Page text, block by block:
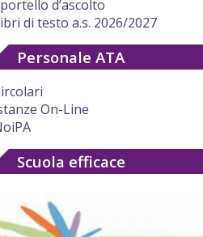
d’ascolto
di testo a.s. 2026/2027
Personale ATA
On-Line
Scuola efficace